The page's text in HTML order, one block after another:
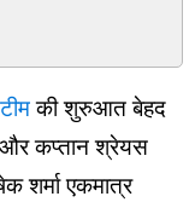
की शुरुआत बेहद
कप्तान श्रेयस
शर्मा एकमात्र